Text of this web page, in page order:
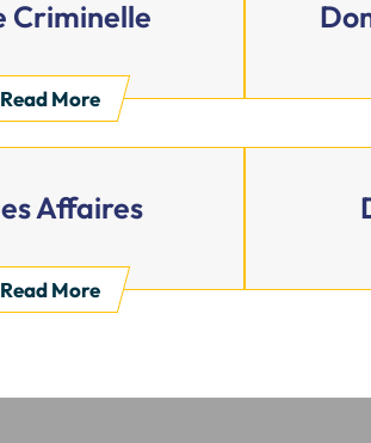
Criminelle
Read More
Affaires
Read More